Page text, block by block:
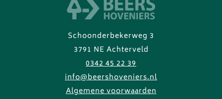
Schoonderbekerweg 3
3791 NE Achterveld
0342 45 22 39
info@beershoveniers.nl
Algemene voorwaarden